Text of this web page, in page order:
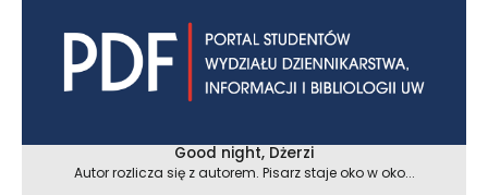
Good night, Dżerzi
Autor rozlicza się z autorem. Pisarz staje oko w oko...